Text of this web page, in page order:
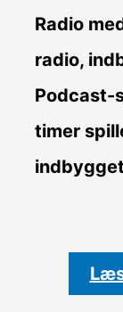
Radio
radio,
Podcast-
timer